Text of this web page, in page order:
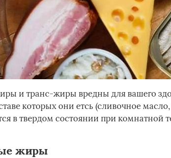
и транс-жиры вредны для вашего
которых они етсь (сливочное
в твердом состоянии при комнатной
жиры